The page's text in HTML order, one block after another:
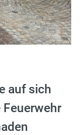
auf sich